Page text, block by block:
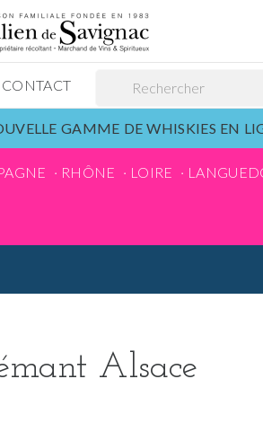
CONTACT
GAMME DE WHISKIES EN
RHÔNE LOIRE
Alsace